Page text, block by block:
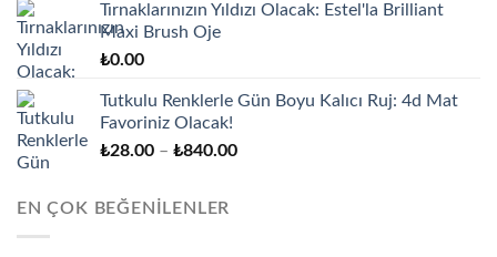
Tırnaklarınızın Yıldızı Olacak: Estel'la Brilliant
Maxi Brush Oje
₺0.00
Tutkulu Renklerle Gün Boyu Kalıcı Ruj: 4d Mat
Favoriniz Olacak!
₺28.00 – ₺840.00Fiyat
EN ÇOK BEĞENILENLER